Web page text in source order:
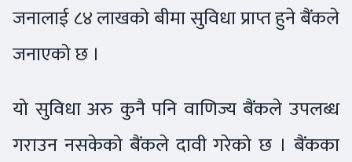
जनालाई ८४ लाखको बीमा सुविधा प्राप्त हुने बैंकले
जनाएको छ ।
यो सुविधा अरु कुनै पनि वाणिज्य बैंकले उपलब्ध
गराउन नसकेको बैंकले दावी गरेको छ । बैंकका